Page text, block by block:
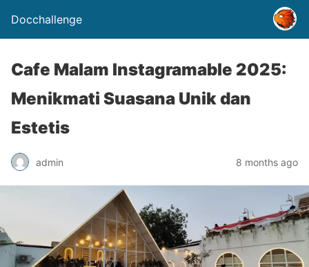
Docchallenge
Cafe Malam Instagramable 2025:
Menikmati Suasana Unik dan
Estetis
admin 8 months ago